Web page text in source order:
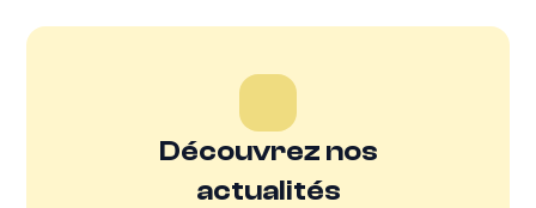
Découvrez nos
actualités